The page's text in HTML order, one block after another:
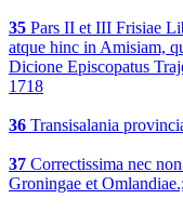
35 Pars II et III Frisiae
atque hinc in Amisiam,
Dicione Episcopatus
1718
36 Transisalania
37 Correctissima nec
Groningae et